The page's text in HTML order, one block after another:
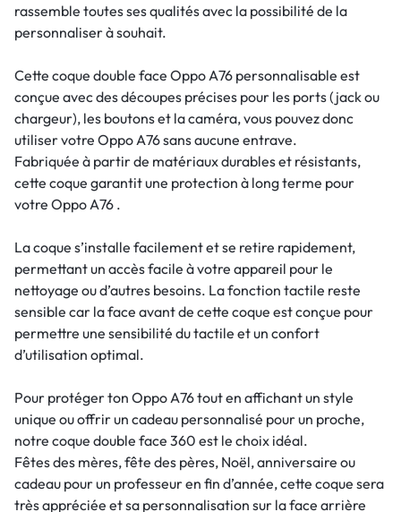
rassemble toutes ses qualités avec la possibilité de la
personnaliser à souhait.
Cette coque double face Oppo A76 personnalisable est
conçue avec des découpes précises pour les ports (jack ou
chargeur), les boutons et la caméra, vous pouvez donc
utiliser votre Oppo A76 sans aucune entrave.
Fabriquée à partir de matériaux durables et résistants,
cette coque garantit une protection à long terme pour
votre Oppo A76 .
La coque s’installe facilement et se retire rapidement,
permettant un accès facile à votre appareil pour le
nettoyage ou d’autres besoins. La fonction tactile reste
sensible car la face avant de cette coque est conçue pour
permettre une sensibilité du tactile et un confort
d’utilisation optimal.
Pour protéger ton Oppo A76 tout en affichant un style
unique ou offrir un cadeau personnalisé pour un proche,
notre coque double face 360 est le choix idéal.
Fêtes des mères, fête des pères, Noël, anniversaire ou
cadeau pour un professeur en fin d’année, cette coque sera
très appréciée et sa personnalisation sur la face arrière